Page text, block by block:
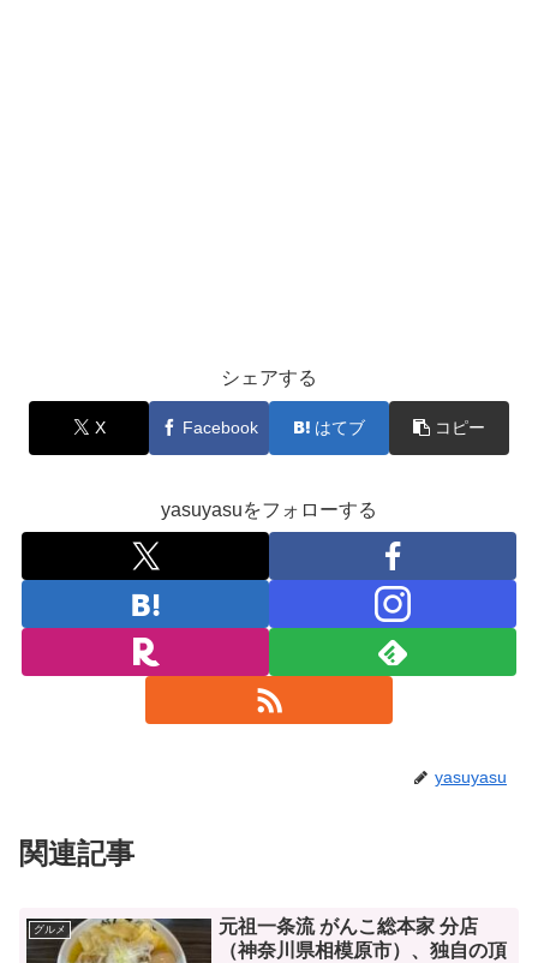
シェアする
X Facebook はてブ コピー
yasuyasuをフォローする
yasuyasu
関連記事
グルメ
元祖一条流 がんこ総本家 分店
（神奈川県相模原市）、独自の頂